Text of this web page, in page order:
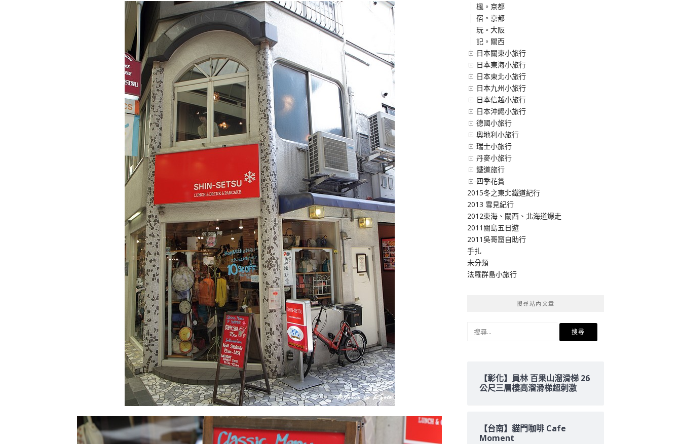
楓。京都
宿。京都
玩。大阪
記。關西
日本關東小旅行
日本東海小旅行
日本東北小旅行
日本九州小旅行
日本信越小旅行
日本沖繩小旅行
德國小旅行
奧地利小旅行
瑞士小旅行
丹麥小旅行
鐵道旅行
四季花賞
2015冬之東北鐵道紀行
2013 雪見紀行
2012東海、關西、北海道爆走
2011關島五日遊
2011吳哥窟自助行
手扎
未分類
法羅群島小旅行
搜尋站內文章
【彰化】員林 百果山溜滑梯 26
公尺三層樓高溜滑梯超刺激
【台南】貓門咖啡 Cafe
Moment